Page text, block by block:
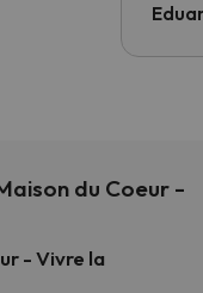
du Coeur -
- Vivre la